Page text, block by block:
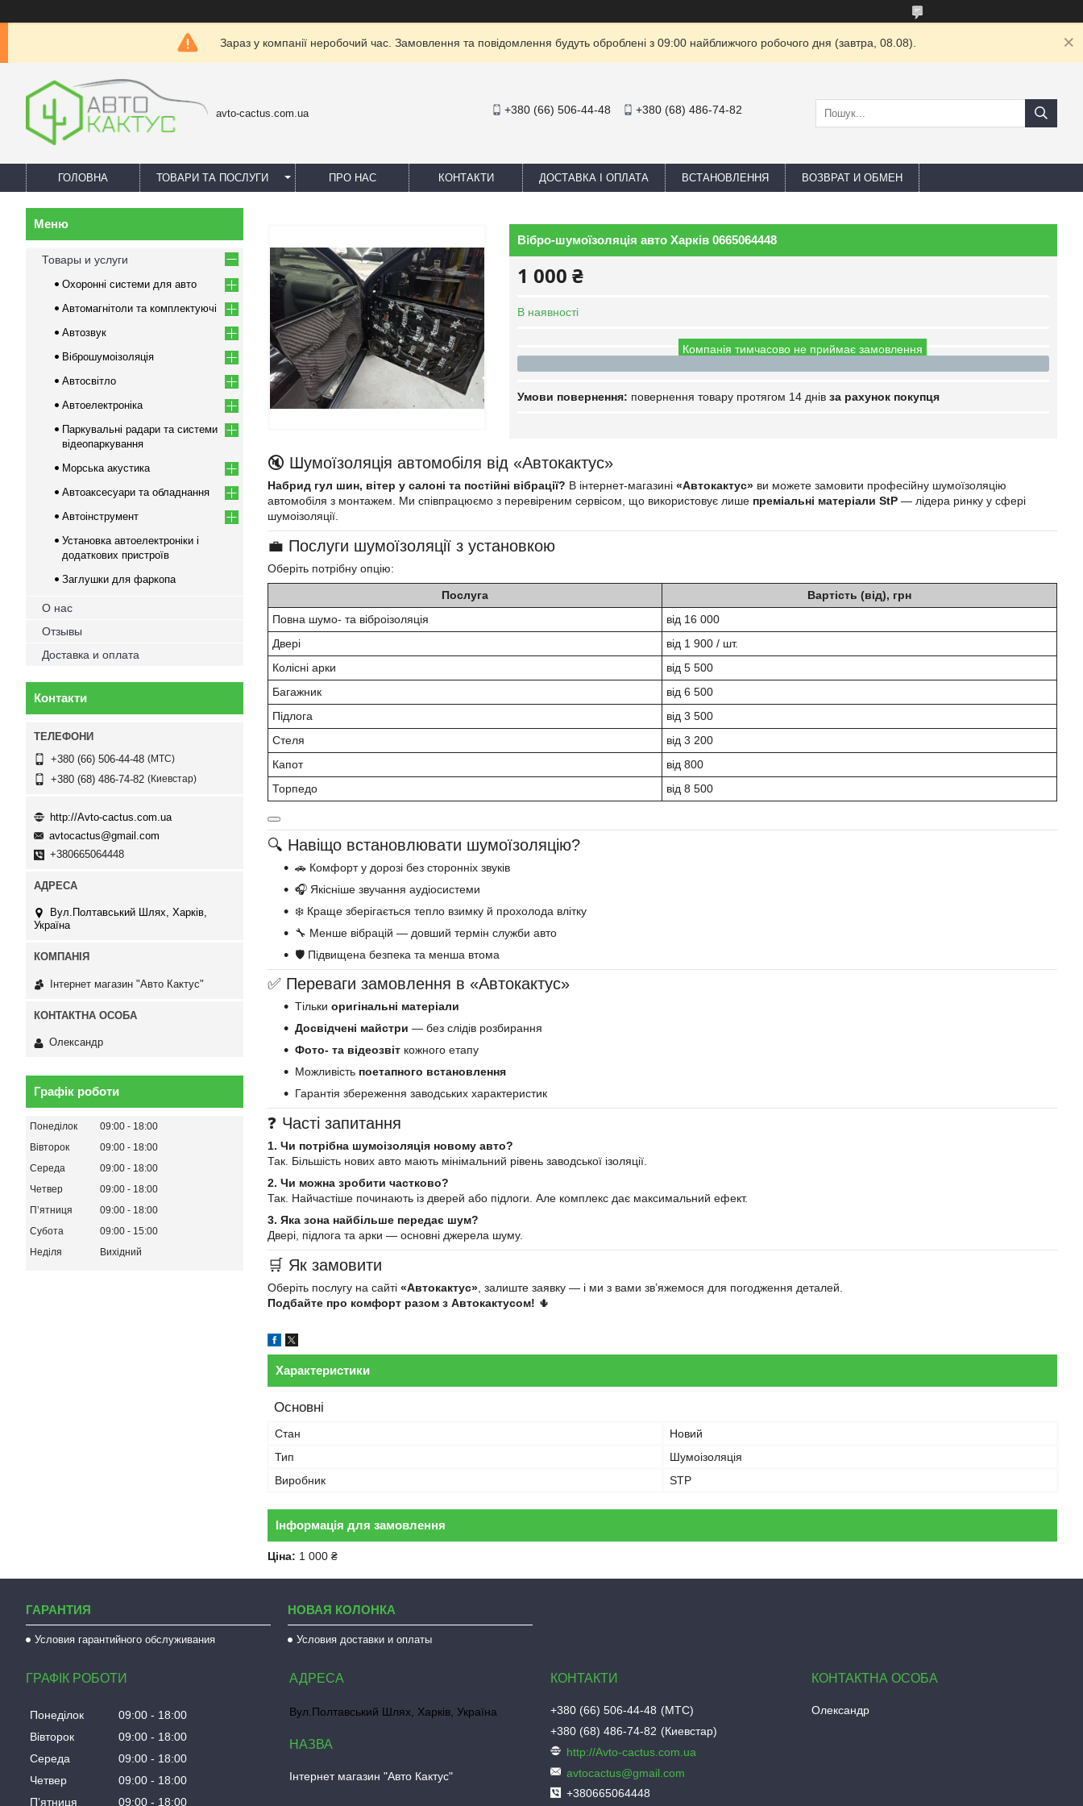
Зараз у компанії неробочий час. Замовлення та повідомлення будуть оброблені з 09:00 найближчого робочого дня (завтра, 08.08).
avto-cactus.com.ua +380 (66) 506-44-48 +380 (68) 486-74-82
ГОЛОВНА ТОВАРИ ТА ПОСЛУГИ ПРО НАС КОНТАКТИ ДОСТАВКА І ОПЛАТА ВСТАНОВЛЕННЯ ВОЗВРАТ И ОБМЕН
Вібро-шумоїзоляція авто Харків 0665064448
1 000 ₴
В наявності
Компанія тимчасово не приймає замовлення
повернення товару протягом 14 днів за рахунок покупця
🔇 Шумоїзоляція автомобіля від «Автокактус»
Набрид гул шин, вітер у салоні та постійні вібрації? В інтернет-магазині «Автокактус» ви можете замовити професійну шумоїзоляцію
автомобіля з монтажем. Ми співпрацюємо з перевіреним сервісом, що використовує лише преміальні матеріали StP — лідера ринку у сфері
шумоізоляції.
💼 Послуги шумоїзоляції з установкою
Оберіть потрібну опцію:
Послуга
Вартість (від), грн
Повна шумо- та віброізоляція
від 16 000
Двері
від 1 900 / шт.
Колісні арки
від 5 500
Багажник
від 6 500
Підлога
від 3 500
Стеля
від 3 200
Капот
від 800
Торпедо
від 8 500
🔍 Навіщо встановлювати шумоїзоляцію?
🚗 Комфорт у дорозі без сторонніх звуків
🎧 Якісніше звучання аудіосистеми
❄️ Краще зберігається тепло взимку й прохолода влітку
🔧 Менше вібрацій — довший термін служби авто
🛡 Підвищена безпека та менша втома
✅ Переваги замовлення в «Автокактус»
Тільки оригінальні матеріали
Досвідчені майстри — без слідів розбирання
Фото- та відеозвіт кожного етапу
Можливість поетапного встановлення
Гарантія збереження заводських характеристик
❓ Часті запитання
1. Чи потрібна шумоізоляція новому авто?
Так. Більшість нових авто мають мінімальний рівень заводської ізоляції.
2. Чи можна зробити частково?
Так. Найчастіше починають із дверей або підлоги. Але комплекс дає максимальний ефект.
3. Яка зона найбільше передає шум?
Двері, підлога та арки — основні джерела шуму.
🛒 Як замовити
Оберіть послугу на сайті «Автокактус» , залиште заявку — і ми з вами зв’яжемося для погодження деталей.
Подбайте про комфорт разом з Автокактусом! 🌵
Характеристики
Основні
Стан
Новий
Тип
Шумоізоляція
Виробник
STP
Інформація для замовлення
Ціна: 1 000 ₴
Товары и услуги
Охоронні системи для авто
Автомагнітоли та комплектуючі
Автозвук
Віброшумоізоляція
Автосвітло
Автоелектроніка
Паркувальні радари та системи
відеопаркування
Морська акустика
Автоаксесуари та обладнання
Автоінструмент
Установка автоелектроніки і
додаткових пристроїв
Заглушки для фаркопа
О нас
Отзывы
Доставка и оплата
Контакти
+380 (66) 506-44-48 МТС
+380 (68) 486-74-82 Киевстар
http://Avto-cactus.com.ua
avtocactus@gmail.com
+380665064448
Вул.Полтавський Шлях, Харків,
Україна
Інтернет магазин "Авто Кактус"
Олександр
Графік роботи
Понеділок 09:00
18:00
Вівторок
09:00
18:00
Середа
09:00
18:00
Четвер
09:00
18:00
Пʼятниця
09:00
18:00
Субота
09:00
15:00
Неділя
Вихідний
ГАРАНТИЯ
Условия гарантийного обслуживания
НОВАЯ КОЛОНКА
Условия доставки и оплаты
ГРАФІК РОБОТИ
Понеділок 09:00
18:00
Вівторок
09:00
18:00
Середа
09:00
18:00
Четвер
09:00
18:00
Пʼятниця
09:00 18:00
Вул.Полтавський Шлях, Харків, Україна
Інтернет магазин "Авто Кактус"
+380 (66) 506-44-48
МТС
+380 (68) 486-74-82
Киевстар
http://Avto-cactus.com.ua
avtocactus@gmail.com
+380665064448
Олександр